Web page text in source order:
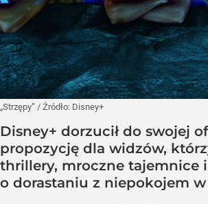
„Strzępy” / Źródło: Disney+
Disney+ dorzucił do swojej
propozycję dla widzów,
thrillery, mroczne tajemnice
o dorastaniu z niepokojem w